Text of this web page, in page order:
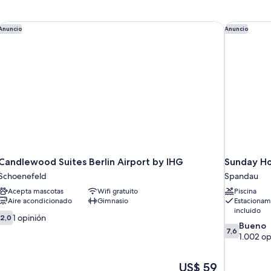
Suites Berlin Airport by IHG
Acepta mascotas
Wifi gratuito
Aire acondicionado
Gimnasio
2.0
2,0 1 opinión
El
US$ 59
Suites Berlin Airport by IHG Anuncio
Sunday
Spandau
Piscina
incluido
7.6
de
7,6 Bueno
1.002
Sunday